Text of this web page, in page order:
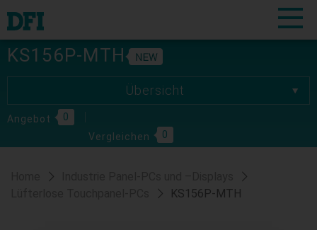
KS156P-MTH
Übersicht
Übersicht
Download
Angebot
0
Vergleichen
0
KS156P-MTH